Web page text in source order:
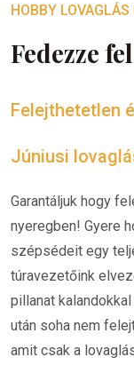
HOBBY
Fedezze
Felejthetetlen
Júniusi
Garantáljuk hogy
nyeregben! Gyere
szépsédeit egy
túravezetőink
pillanat
után soha nem
amit csak a